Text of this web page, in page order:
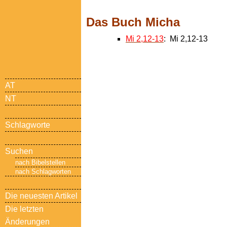
Das Buch Micha
Mi 2,12-13: Mi 2,12-13
AT
NT
Schlagworte
Suchen
nach Bibelstellen
nach Schlagworten
Die neuesten Artikel
Die letzten
Änderungen